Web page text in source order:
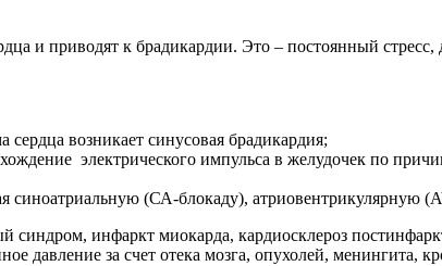
и приводят к брадикардии. Это – постоянный
возникает синусовая брадикардия;
электрического импульса в желудочек по
синоатриальную (СА-блокаду), атриовентрикулярную
инфаркт миокарда, кардиосклероз
давление за счет отека мозга, опухолей, менингита,